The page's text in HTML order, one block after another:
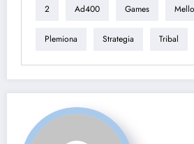
2 Ad400 Games
Plemiona Strategia Tribal